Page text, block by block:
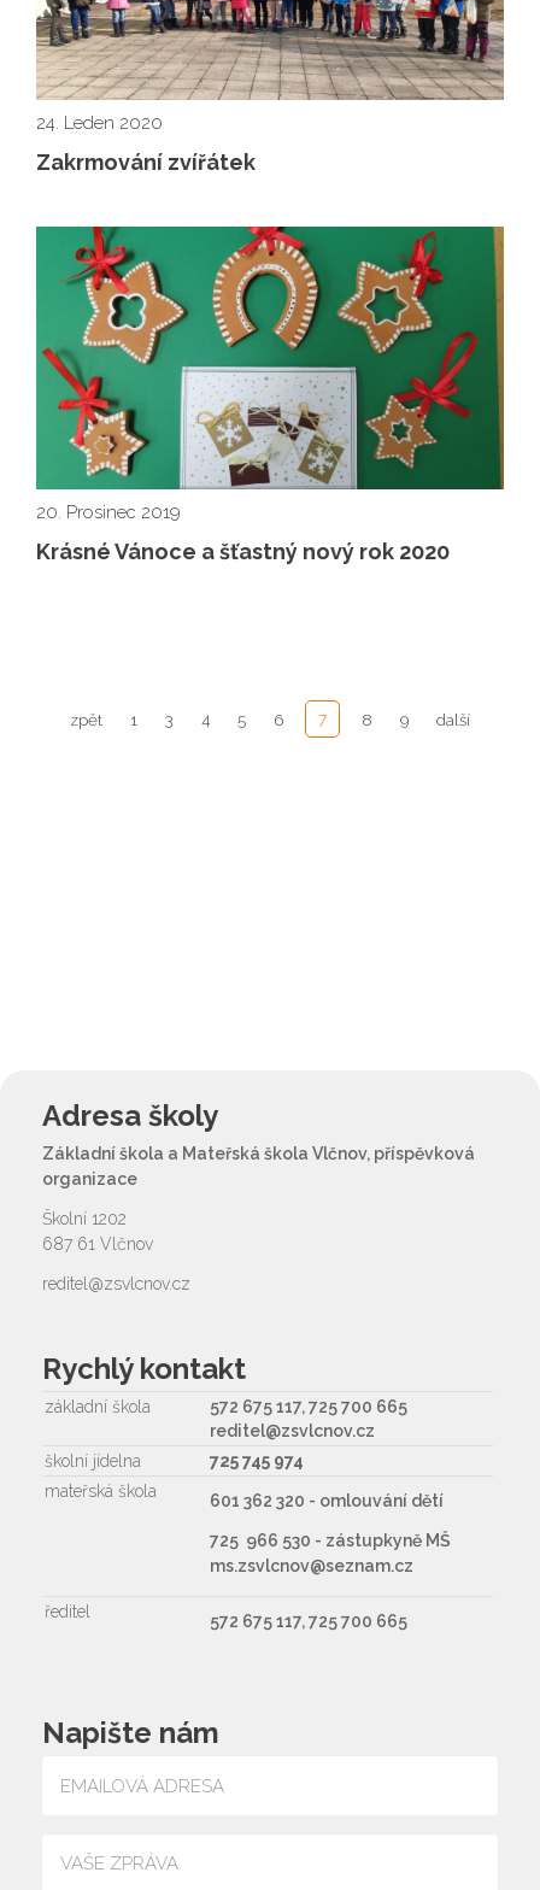
24. Leden 2020
Zakrmování zvířátek
20. Prosinec 2019
Krásné Vánoce a šťastný nový rok 2020
zpět 1 3 4 5 6 7 8 9 další
Adresa školy
Základní škola a Mateřská škola Vlčnov, příspěvková
organizace
Školní 1202
687 61 Vlčnov
reditel@zsvlcnov.cz
Rychlý kontakt
základní škola
572 675 117, 725 700 665
reditel@zsvlcnov.cz
školní jídelna
725 745 974
mateřská škola
601 362 320 - omlouvání dětí
725 966 530 - zástupkyně MŠ
ms.zsvlcnov@seznam.cz
ředitel 572 675 117, 725 700 665
Napište nám